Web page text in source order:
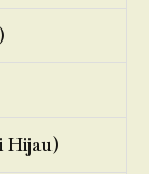
Hijau)